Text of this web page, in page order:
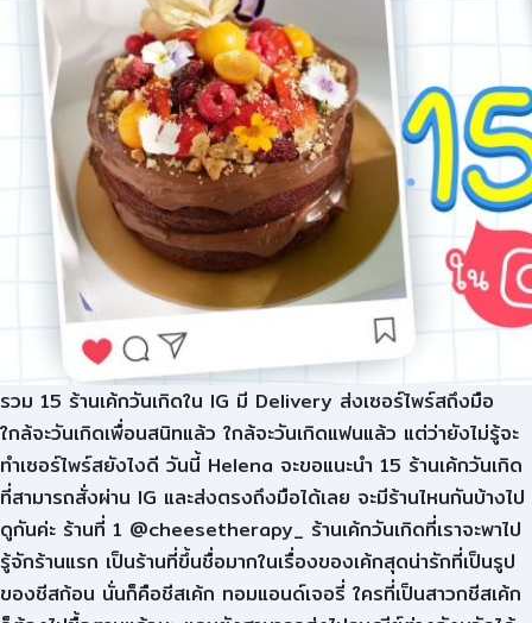
รวม 15 ร้านเค้กวันเกิดใน IG มี Delivery ส่งเซอร์ไพร์สถึงมือ
ใกล้จะวันเกิดเพื่อนสนิทแล้ว ใกล้จะวันเกิดแฟนแล้ว แต่ว่ายังไม่รู้จะ
ทำเซอร์ไพร์สยังไงดี วันนี้ Helena จะขอแนะนำ 15 ร้านเค้กวันเกิด
ที่สามารถสั่งผ่าน IG และส่งตรงถึงมือได้เลย จะมีร้านไหนกันบ้างไป
ดูกันค่ะ ร้านที่ 1 @cheesetherapy_ ร้านเค้กวันเกิดที่เราจะพาไป
รู้จักร้านแรก เป็นร้านที่ขึ้นชื่อมากในเรื่องของเค้กสุดน่ารักที่เป็นรูป
ของชีสก้อน นั่นก็คือชีสเค้ก ทอมแอนด์เจอรี่ ใครที่เป็นสาวกชีสเค้ก